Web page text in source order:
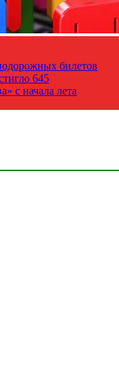
билетов
645
с начала лета